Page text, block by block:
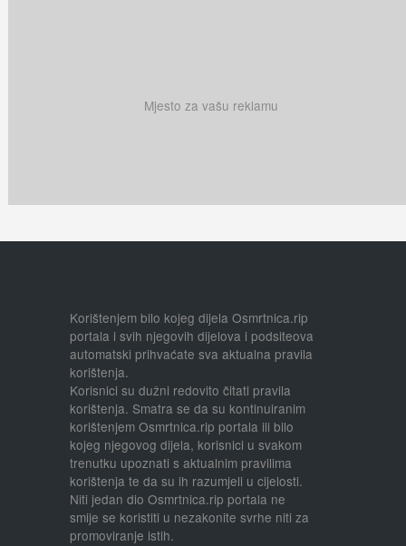
Mjesto za vašu reklamu
Korištenjem bilo kojeg dijela Osmrtnica.rip
portala i svih njegovih dijelova i podsiteova
automatski prihvaćate sva aktualna pravila
korištenja.
Korisnici su dužni redovito čitati pravila
korištenja. Smatra se da su kontinuiranim
korištenjem Osmrtnica.rip portala ili bilo
kojeg njegovog dijela, korisnici u svakom
trenutku upoznati s aktualnim pravilima
korištenja te da su ih razumjeli u cijelosti.
Niti jedan dio Osmrtnica.rip portala ne
smije se koristiti u nezakonite svrhe niti za
promoviranje istih.